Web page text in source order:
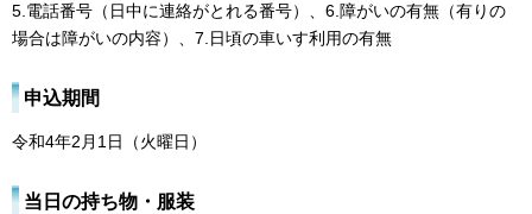
5.電話番号（日中に連絡がとれる番号）、6.障がいの有無（有りの
場合は障がいの内容）、7.日頃の車いす利用の有無
申込期間
令和4年2月1日（火曜日）
当日の持ち物・服装